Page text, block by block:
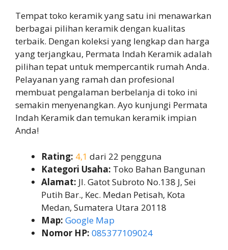
Tempat toko keramik yang satu ini menawarkan
berbagai pilihan keramik dengan kualitas
terbaik. Dengan koleksi yang lengkap dan harga
yang terjangkau, Permata Indah Keramik adalah
pilihan tepat untuk mempercantik rumah Anda.
Pelayanan yang ramah dan profesional
membuat pengalaman berbelanja di toko ini
semakin menyenangkan. Ayo kunjungi Permata
Indah Keramik dan temukan keramik impian
Anda!
Rating: 4,1 dari 22 pengguna
Kategori Usaha: Toko Bahan Bangunan
Alamat: Jl. Gatot Subroto No.138 J, Sei
Putih Bar., Kec. Medan Petisah, Kota
Medan, Sumatera Utara 20118
Map: Google Map
Nomor HP: 085377109024